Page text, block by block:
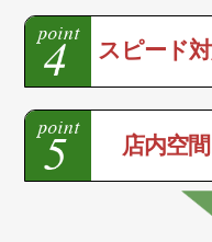
スピード
店内空間